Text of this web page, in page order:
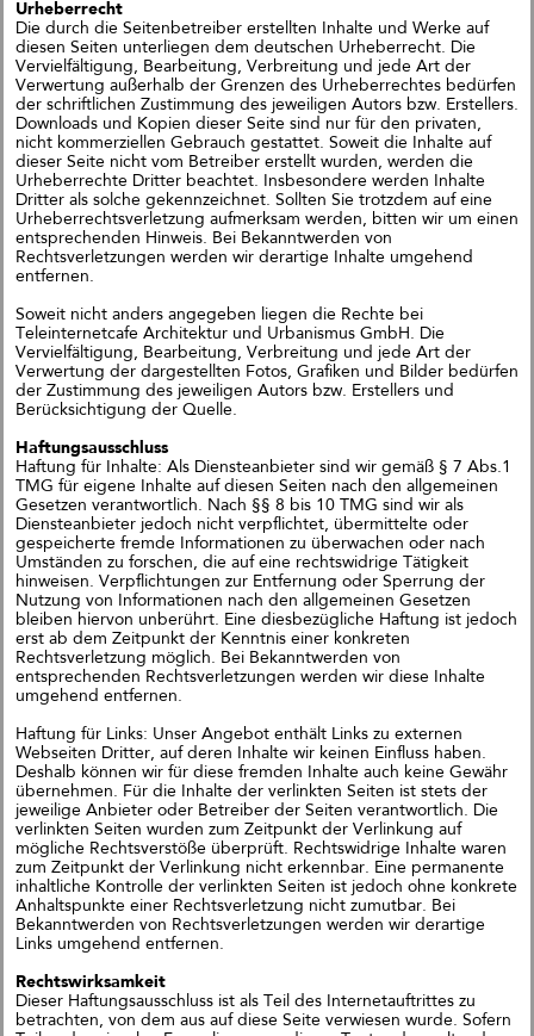
Das große kleine Haus,
München (Objektplanung)
Zukunftsquartier Piek 17,
Bremen (1. Preis)
1. Preis und Beauftragung in
Bremen!
Gemeinsam mit Treibhaus
Landschaftsarchitekten freuen wir
uns, unseren 1. Preis im
Piek 17 – Produktives Stadtquartier
am Grünen Hafenbecken“ in
Bremen nun offiziell bekanngeben
Urheberrecht
Die durch die Seitenbetreiber erstellten Inhalte und Werke auf
diesen Seiten unterliegen dem deutschen Urheberrecht. Die
Vervielfältigung, Bearbeitung, Verbreitung und jede Art der
Verwertung außerhalb der Grenzen des Urheberrechtes bedürfen
der schriftlichen Zustimmung des jeweiligen Autors bzw. Erstellers.
Downloads und Kopien dieser Seite sind nur für den privaten,
nicht kommerziellen Gebrauch gestattet. Soweit die Inhalte auf
dieser Seite nicht vom Betreiber erstellt wurden, werden die
Urheberrechte Dritter beachtet. Insbesondere werden Inhalte
Dritter als solche gekennzeichnet. Sollten Sie trotzdem auf eine
Urheberrechtsverletzung aufmerksam werden, bitten wir um einen
entsprechenden Hinweis. Bei Bekanntwerden von
Rechtsverletzungen werden wir derartige Inhalte umgehend
entfernen.
Soweit nicht anders angegeben liegen die Rechte bei
Teleinternetcafe Architektur und Urbanismus GmbH. Die
Vervielfältigung, Bearbeitung, Verbreitung und jede Art der
Verwertung der dargestellten Fotos, Grafiken und Bilder bedürfen
der Zustimmung des jeweiligen Autors bzw. Erstellers und
Berücksichtigung der Quelle.
Haftungsausschluss
Haftung für Inhalte: Als Diensteanbieter sind wir gemäß § 7 Abs.1
TMG für eigene Inhalte auf diesen Seiten nach den allgemeinen
Gesetzen verantwortlich. Nach §§ 8 bis 10 TMG sind wir als
Diensteanbieter jedoch nicht verpflichtet, übermittelte oder
gespeicherte fremde Informationen zu überwachen oder nach
Umständen zu forschen, die auf eine rechtswidrige Tätigkeit
hinweisen. Verpflichtungen zur Entfernung oder Sperrung der
Nutzung von Informationen nach den allgemeinen Gesetzen
bleiben hiervon unberührt. Eine diesbezügliche Haftung ist jedoch
erst ab dem Zeitpunkt der Kenntnis einer konkreten
Rechtsverletzung möglich. Bei Bekanntwerden von
entsprechenden Rechtsverletzungen werden wir diese Inhalte
umgehend entfernen.
Haftung für Links: Unser Angebot enthält Links zu externen
Webseiten Dritter, auf deren Inhalte wir keinen Einfluss haben.
Deshalb können wir für diese fremden Inhalte auch keine Gewähr
übernehmen. Für die Inhalte der verlinkten Seiten ist stets der
jeweilige Anbieter oder Betreiber der Seiten verantwortlich. Die
verlinkten Seiten wurden zum Zeitpunkt der Verlinkung auf
mögliche Rechtsverstöße überprüft. Rechtswidrige Inhalte waren
zum Zeitpunkt der Verlinkung nicht erkennbar. Eine permanente
inhaltliche Kontrolle der verlinkten Seiten ist jedoch ohne konkrete
Anhaltspunkte einer Rechtsverletzung nicht zumutbar. Bei
Bekanntwerden von Rechtsverletzungen werden wir derartige
Links umgehend entfernen.
Rechtswirksamkeit
Dieser Haftungsausschluss ist als Teil des Internetauftrittes zu
betrachten, von dem aus auf diese Seite verwiesen wurde. Sofern